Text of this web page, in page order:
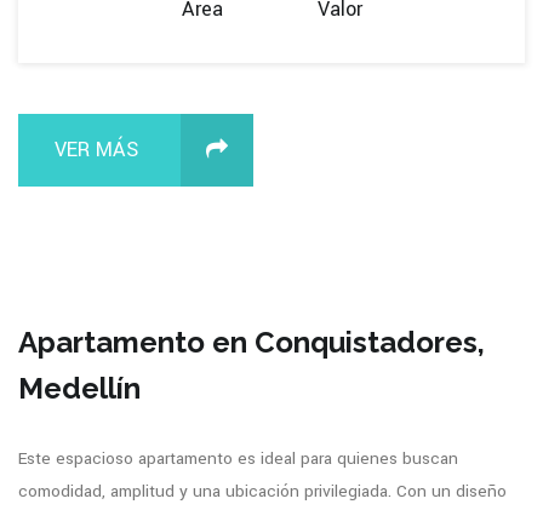
Área Valor
VER MÁS
Apartamento en Conquistadores,
Medellín
Este espacioso apartamento es ideal para quienes buscan
comodidad, amplitud y una ubicación privilegiada. Con un diseño